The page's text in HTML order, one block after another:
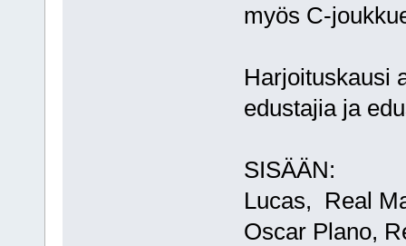
myös C-
Harjoituskausi
edustajia ja
SISÄÄN:
Lucas, Real
Oscar Plano,